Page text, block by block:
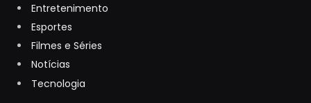
Entretenimento
Esportes
Filmes e Séries
Notícias
Tecnologia